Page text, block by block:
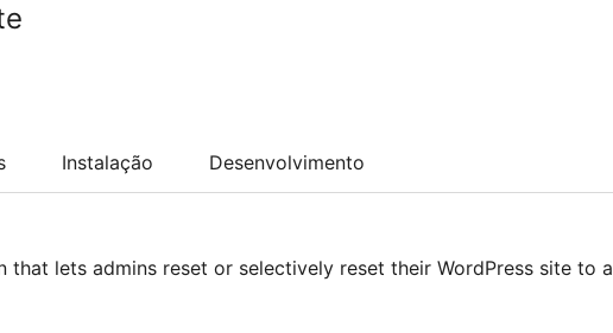
Instalação Desenvolvimento
that lets admins reset or selectively reset their WordPress site to a